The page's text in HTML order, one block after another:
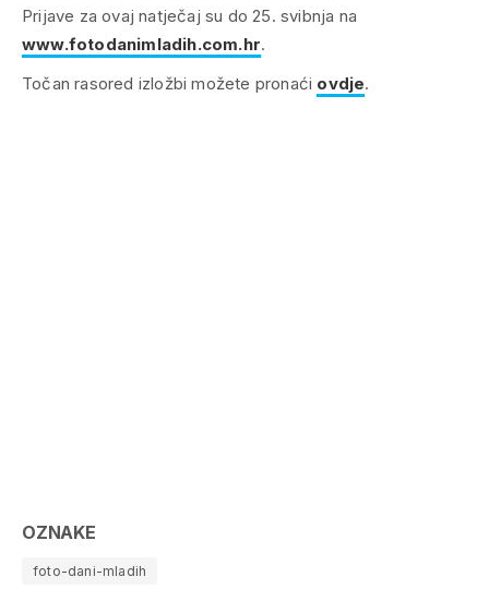
Prijave za ovaj natječaj su do 25. svibnja na
www.fotodanimladih.com.hr.
Točan rasored izložbi možete pronaći ovdje.
OZNAKE
foto-dani-mladih